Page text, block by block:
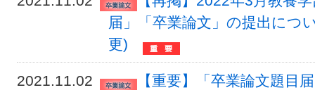
届」「卒業論文」の提出につ
更)
2021.11.02
【重要】「卒業論文題目